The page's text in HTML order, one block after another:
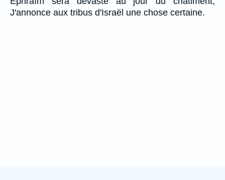
J'annonce aux tribus d'Israël une chose certaine.